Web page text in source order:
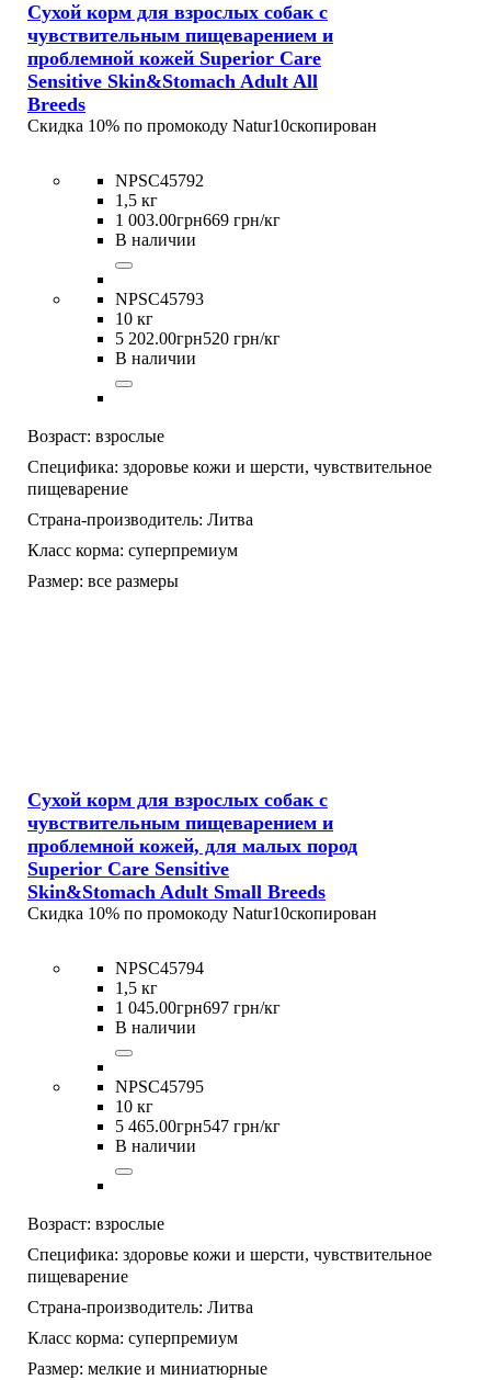
Сухой корм для взрослых собак с
чувствительным пищеварением и
проблемной кожей Superior Care
Sensitive Skin&Stomach Adult All
Breeds
Скидка 10% по промокоду Natur10скопирован
NPSC45792
1,5 кг
1 003.00грн669 грн/кг
В наличии
NPSC45793
10 кг
5 202.00грн520 грн/кг
В наличии
Возраст: взрослые
Специфика: здоровье кожи и шерсти, чувствительное
пищеварение
Страна-производитель: Литва
Класс корма: суперпремиум
Размер: все размеры
Сухой корм для взрослых собак с
чувствительным пищеварением и
проблемной кожей, для малых пород
Superior Care Sensitive
Skin&Stomach Adult Small Breeds
Скидка 10% по промокоду Natur10скопирован
NPSC45794
1,5 кг
1 045.00грн697 грн/кг
В наличии
NPSC45795
10 кг
5 465.00грн547 грн/кг
В наличии
Возраст: взрослые
Специфика: здоровье кожи и шерсти, чувствительное
пищеварение
Страна-производитель: Литва
Класс корма: суперпремиум
Размер: мелкие и миниатюрные